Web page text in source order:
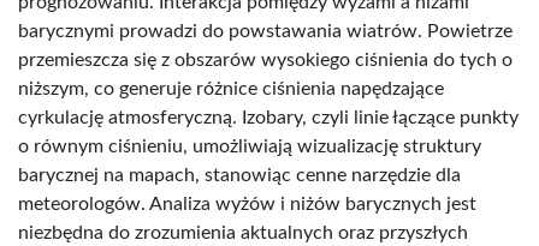
barycznymi prowadzi do powstawania wiatrów. Powietrze
przemieszcza się z obszarów wysokiego ciśnienia do tych o
niższym, co generuje różnice ciśnienia napędzające
cyrkulację atmosferyczną. Izobary, czyli linie łączące punkty
o równym ciśnieniu, umożliwiają wizualizację struktury
barycznej na mapach, stanowiąc cenne narzędzie dla
meteorologów. Analiza wyżów i niżów barycznych jest
niezbędna do zrozumienia aktualnych oraz przyszłych